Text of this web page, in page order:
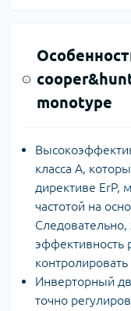
monotype
класса A,
директиве ErP,
частотой на
эффективность
Инверторный
точно